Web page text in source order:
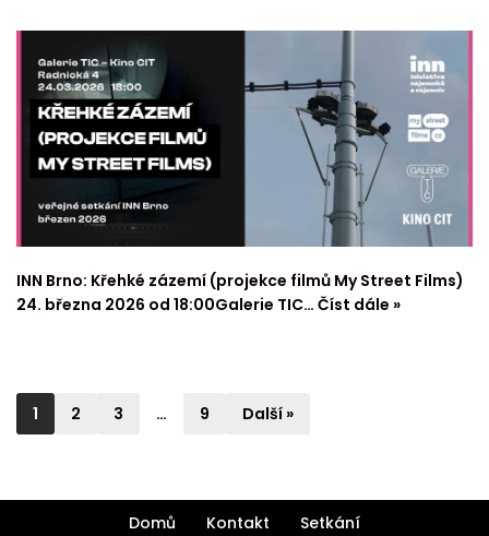
INN Brno: Křehké zázemí (projekce filmů My Street Films)
24. března 2026 od 18:00Galerie TIC… Číst dále »
1 2 3 … 9 Další »
Domů Kontakt Setkání